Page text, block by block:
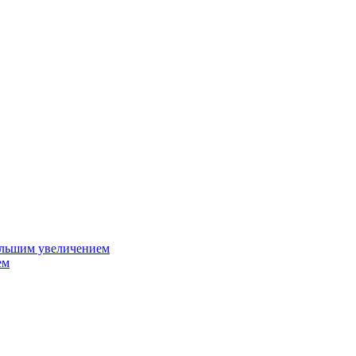
увеличением